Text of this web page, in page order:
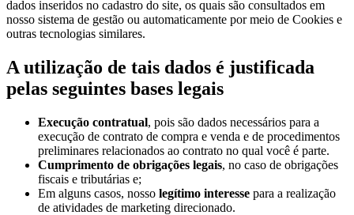
dados inseridos no cadastro do site, os quais são consultados em
nosso sistema de gestão ou automaticamente por meio de Cookies e
outras tecnologias similares.
A utilização de tais dados é justificada
pelas seguintes bases legais
Execução contratual, pois são dados necessários para a
execução de contrato de compra e venda e de procedimentos
preliminares relacionados ao contrato no qual você é parte.
Cumprimento de obrigações legais, no caso de obrigações
fiscais e tributárias e;
Em alguns casos, nosso legítimo interesse para a realização
de atividades de marketing direcionado.